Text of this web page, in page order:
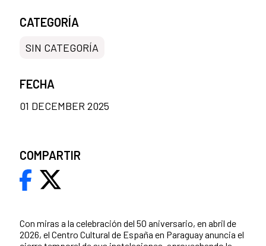
Con miras a la celebración del 50 aniversario, en abril de
2026, el Centro Cultural de España en Paraguay anuncia el
CATEGORÍA
SIN CATEGORÍA
FECHA
01 DECEMBER 2025
COMPARTIR